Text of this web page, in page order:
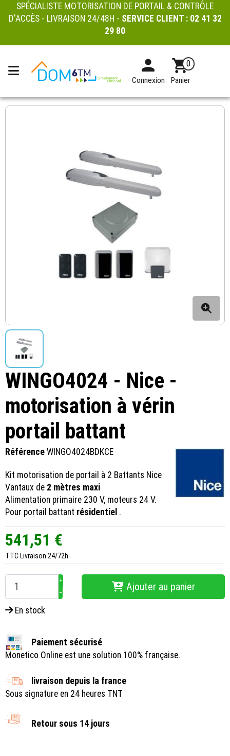
SPÉCIALISTE MOTORISATION DE PORTAIL & CONTRÔLE
D'ACCÈS - LIVRAISON 24/48H - SERVICE CLIENT : 02 41 32
29 80
Connexion
0
Panier
WINGO4024 - Nice -
motorisation à vérin
portail battant
Référence WINGO4024BDKCE
Kit motorisation de portail à 2 Battants Nice
Vantaux de 2 mètres maxi
Alimentation primaire 230 V, moteurs 24 V.
Pour portail battant résidentiel .
541,51 €
TTC Livraison 24/72h
+
−
Ajouter au panier
En stock
Paiement sécurisé
Monetico Online est une solution 100% française.
livraison depuis la france
Sous signature en 24 heures TNT
Retour sous 14 jours